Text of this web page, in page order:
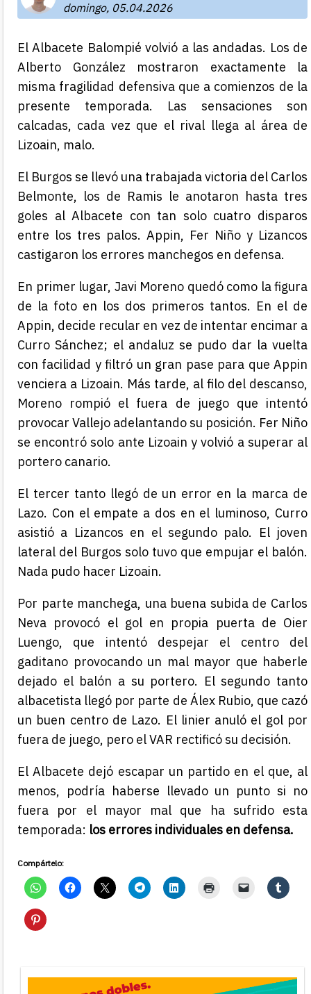
domingo, 05.04.2026
El Albacete Balompié volvió a las andadas. Los de
Alberto González mostraron exactamente la
misma fragilidad defensiva que a comienzos de la
presente temporada. Las sensaciones son
calcadas, cada vez que el rival llega al área de
Lizoain, malo.
El Burgos se llevó una trabajada victoria del Carlos
Belmonte, los de Ramis le anotaron hasta tres
goles al Albacete con tan solo cuatro disparos
entre los tres palos. Appin, Fer Niño y Lizancos
castigaron los errores manchegos en defensa.
En primer lugar, Javi Moreno quedó como la figura
de la foto en los dos primeros tantos. En el de
Appin, decide recular en vez de intentar encimar a
Curro Sánchez; el andaluz se pudo dar la vuelta
con facilidad y filtró un gran pase para que Appin
venciera a Lizoain. Más tarde, al filo del descanso,
Moreno rompió el fuera de juego que intentó
provocar Vallejo adelantando su posición. Fer Niño
se encontró solo ante Lizoain y volvió a superar al
portero canario.
El tercer tanto llegó de un error en la marca de
Lazo. Con el empate a dos en el luminoso, Curro
asistió a Lizancos en el segundo palo. El joven
lateral del Burgos solo tuvo que empujar el balón.
Nada pudo hacer Lizoain.
Por parte manchega, una buena subida de Carlos
Neva provocó el gol en propia puerta de Oier
Luengo, que intentó despejar el centro del
gaditano provocando un mal mayor que haberle
dejado el balón a su portero. El segundo tanto
albacetista llegó por parte de Álex Rubio, que cazó
un buen centro de Lazo. El linier anuló el gol por
fuera de juego, pero el VAR rectificó su decisión.
El Albacete dejó escapar un partido en el que, al
menos, podría haberse llevado un punto si no
fuera por el mayor mal que ha sufrido esta
temporada: los errores individuales en defensa.
Compártelo: